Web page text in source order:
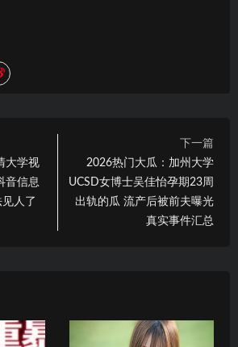
大学视
音信息
人了
下一篇
2026热门大瓜：加州大学
UCSD女博士吴佳怡孕期23周
出轨的瓜 流产后被前夫曝光
真实事件汇总